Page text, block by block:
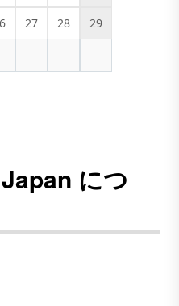
27 28 29
につ